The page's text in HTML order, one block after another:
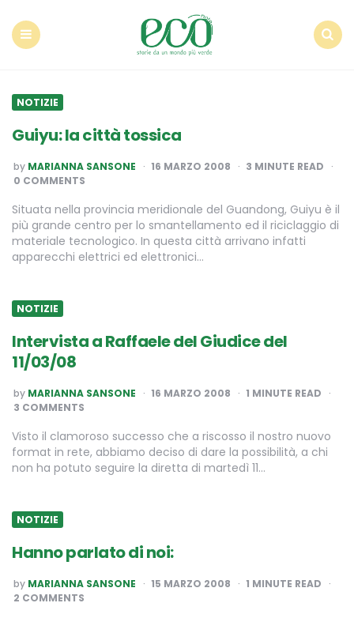
Econote
NOTIZIE
Guiyu: la città tossica
POSTED
BY
by MARIANNA SANSONE 16 MARZO 2008 3 MINUTE READ
0 COMMENTS
Situata nella provincia meridionale del Guandong, Guiyu è il
più grande centro per lo smantellamento ed il riciclaggio di
materiale tecnologico. In questa città arrivano infatti
apparecchi elettrici ed elettronici…
NOTIZIE
Intervista a Raffaele del Giudice del
11/03/08
POSTED
BY
by MARIANNA SANSONE 16 MARZO 2008 1 MINUTE READ
3 COMMENTS
Visto il clamoroso successo che a riscosso il nostro nuovo
format in rete, abbiamo deciso di dare la possibilità, a chi
non ha potuto seguire la diretta di martedì 11…
NOTIZIE
Hanno parlato di noi:
POSTED
BY
by MARIANNA SANSONE 15 MARZO 2008 1 MINUTE READ
2 COMMENTS